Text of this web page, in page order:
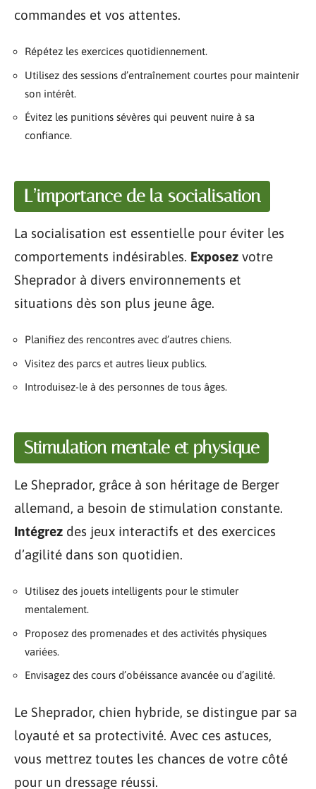
commandes et vos attentes.
Répétez les exercices quotidiennement.
Utilisez des sessions d’entraînement courtes pour maintenir
son intérêt.
Évitez les punitions sévères qui peuvent nuire à sa
confiance.
L’importance de la socialisation
La socialisation est essentielle pour éviter les
comportements indésirables. Exposez votre
Sheprador à divers environnements et
situations dès son plus jeune âge.
Planifiez des rencontres avec d’autres chiens.
Visitez des parcs et autres lieux publics.
Introduisez-le à des personnes de tous âges.
Stimulation mentale et physique
Le Sheprador, grâce à son héritage de Berger
allemand, a besoin de stimulation constante.
Intégrez des jeux interactifs et des exercices
d’agilité dans son quotidien.
Utilisez des jouets intelligents pour le stimuler
mentalement.
Proposez des promenades et des activités physiques
variées.
Envisagez des cours d’obéissance avancée ou d’agilité.
Le Sheprador, chien hybride, se distingue par sa
loyauté et sa protectivité. Avec ces astuces,
vous mettrez toutes les chances de votre côté
pour un dressage réussi.